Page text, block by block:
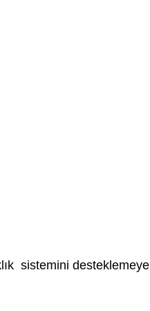
sistemini desteklemeye